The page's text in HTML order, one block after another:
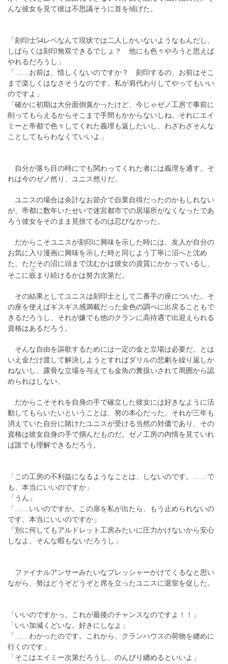
んな彼女を見て彼は不思議そうに首を傾げた。
「刻印士54レベなんて現状では二人しかいないようなもんだし、
しばらくは刻印無双できるでしょ？ 他にも色々やろうと思えば
やれるだろうし」
「……お前は、惜しくないのですか？ 刻印するの、お前はそこ
まで楽しくはなさそうなのです。私が肩代わりしてやってもいい
のですよ」
「確かに初期は大分面倒臭かったけど、今じゃゼノ工房で事前に
削ってもらえるからそこまで手間もかからないしね。それにエイ
ミーと帝都で色々してくれた義理も返したいし、わざわざそんな
ことしてもらわなくていいよ」
自分が落ち目の時にでも関わってくれた者には義理を通す。そ
れは今のゼノ然り、ユニス然りだ。
ユニスの場合は余計なお節介で自業自得だったのかもしれない
が、帝都に数年いたせいで迷宮都市での居場所がなくなったであ
ろう彼女をそのまま見捨てるのは忍びなかった。
だからこそユニスが刻印に興味を示した時には、友人が自分の
お気に入り漫画に興味を示した時と同じよう丁寧に沼へと沈め
た。ただその沼に頭まで沈むかは彼女の資質にかかっているし、
そこに嵌
は
まり続けるかは努力次第だ。
その結果としてユニスは刻印士として二番手の座についた。そ
の座を使えばギスギス感満載だった金色の調べに出戻ることもで
きるだろうし、それが嫌でも他のクランに高待遇で出迎えられる
資格はあるだろう。
そんな自由を謳歌するためには一定の金と立場は必要だ。とは
いえ金だけ渡して解決しようとすればダリルの悲劇を繰り返しか
ねないし、露骨な立場を与えても金魚の糞扱いされて周囲から認
められはしない。
だからこそそれを自身の手で確立した彼女には好きなように活
動してもらいたいということは、努の本心だった。それが三年も
消えていた自分に賭けたユニスが受ける当然の対価であり、その
資格は彼女自身の手で掴んだものだ。ゼノ工房の内情を見ていれ
ば誰でも理解できるだろう。
「この工房の不利益になるようなことは、しないのです。……で
も、本当にいいのですか」
「うん」
「……いいのですか。この扉を私が出たら、もう止められないの
です。本当にいいのですか」
「別に何してもアルドレット工房みたいに圧力かけないから安心
しなよ。そんな暇もないだろうし」
ファイナルアンサーみたいなプレッシャーかけてくるなと思い
ながら、努はどうぞどうぞと席を立ったユニスに退室を促した。
「いいのですかっ。これが最後のチャンスなのですよ！！」
「いい加減くどいな。好きにしなよ」
「……わかったのです。これから、クランハウスの荷物を纏めに
行くのです」
「そこはエイミー次第だろうし、のんびり纏めるといいよ」